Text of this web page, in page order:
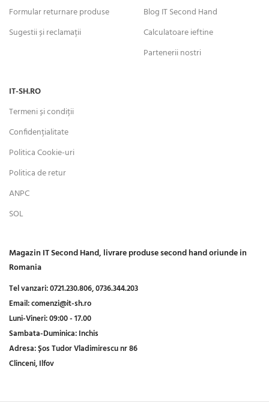
Formular returnare produse
Sugestii și reclamații
Blog IT Second Hand
Calculatoare ieftine
Partenerii nostri
IT-SH.RO
Termeni și condiții
Confidențialitate
Politica Cookie-uri
Politica de retur
ANPC
SOL
Magazin IT Second Hand, livrare produse second hand oriunde in
Romania
Tel vanzari:0721.230.806,0736.344.203
Email:comenzi@it-sh.ro
Luni-Vineri:09:00 - 17.00
Sambata-Duminica:Inchis
Adresa:Șos Tudor Vladimirescu nr 86
Clinceni, Ilfov